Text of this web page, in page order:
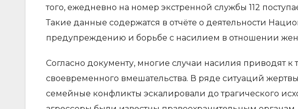
того, ежедневно на номер экстренной службы 112
Такие данные содержатся в отчёте о деятельности
предупреждению и борьбе с насилием в отношении
Согласно документу, многие случаи насилия приводят к
своевременного вмешательства. В ряде ситуаций
семейные конфликты эскалировали до трагического